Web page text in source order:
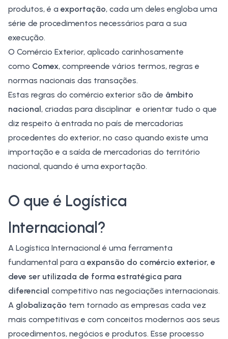
produtos, é a exportação, cada um deles engloba uma
série de procedimentos necessários para a sua
execução.
O Comércio Exterior, aplicado carinhosamente
como Comex, compreende vários termos, regras e
normas nacionais das transações.
Estas regras do comércio exterior são de âmbito
nacional, criadas para disciplinar e orientar tudo o que
diz respeito à entrada no país de mercadorias
procedentes do exterior, no caso quando existe uma
importação e a saída de mercadorias do território
nacional, quando é uma exportação.
O que é Logística
Internacional?
A Logística Internacional é uma ferramenta
fundamental para a expansão do comércio exterior, e
deve ser utilizada de forma estratégica para
diferencial competitivo nas negociações internacionais.
A globalização tem tornado as empresas cada vez
mais competitivas e com conceitos modernos aos seus
procedimentos, negócios e produtos. Esse processo